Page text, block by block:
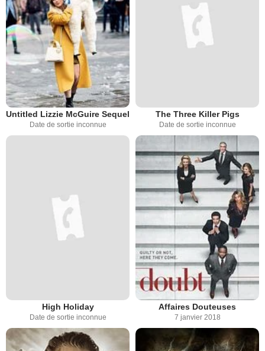
Untitled Lizzie McGuire Sequel
Date de sortie inconnue
The Three Killer Pigs
Date de sortie inconnue
High Holiday
Date de sortie inconnue
Affaires Douteuses
7 janvier 2018